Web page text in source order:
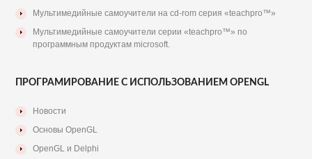
Мультимедийные самоучители на cd-rom серия «teachpro™»
Мультимедийные самоучители серии «teachpro™» по
программным продуктам microsoft.
ПРОГРАМИРОВАНИЕ С ИСПОЛЬЗОВАНИЕМ OPENGL
Новости
Основы OpenGL
OpenGL и Delphi